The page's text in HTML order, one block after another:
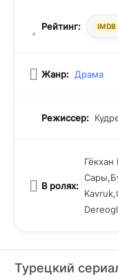
Рейтинг: IMDB
Жанр: Драма
Режиссер:
В ролях:
Гёкхан
Турецкий